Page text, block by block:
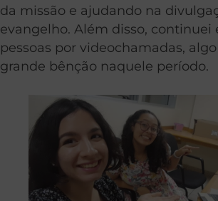
da missão e ajudando na
evangelho. Além disso, continuei
pessoas por videochamadas,
grande bênção naquele período.